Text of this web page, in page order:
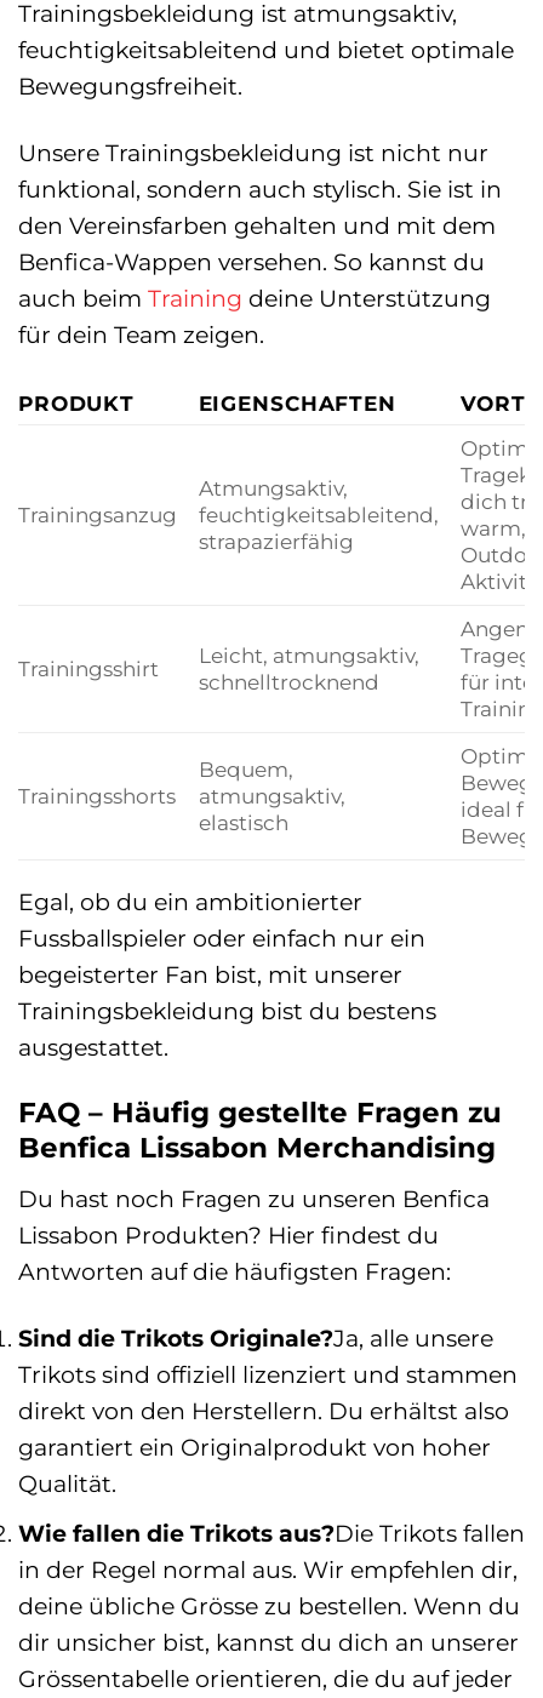
Trainingsbekleidung ist atmungsaktiv,
feuchtigkeitsableitend und bietet optimale
Bewegungsfreiheit.
Unsere Trainingsbekleidung ist nicht nur
funktional, sondern auch stylisch. Sie ist in
den Vereinsfarben gehalten und mit dem
Benfica-Wappen versehen. So kannst du
auch beim Training deine Unterstützung
für dein Team zeigen.
PRODUKT EIGENSCHAFTEN
Trainingsanzug
Atmungsaktiv,
feuchtigkeitsableitend,
strapazierfähig
dich
warm,
Trainingsshirt
Leicht, atmungsaktiv,
schnelltrocknend
für
Trainingsshorts
Bequem,
atmungsaktiv,
elastisch
ideal
Egal, ob du ein ambitionierter
Fussballspieler oder einfach nur ein
begeisterter Fan bist, mit unserer
Trainingsbekleidung bist du bestens
ausgestattet.
FAQ – Häufig gestellte Fragen zu
Benfica Lissabon Merchandising
Du hast noch Fragen zu unseren Benfica
Lissabon Produkten? Hier findest du
Antworten auf die häufigsten Fragen:
Sind die Trikots Originale?Ja, alle unsere
Trikots sind offiziell lizenziert und stammen
direkt von den Herstellern. Du erhältst also
garantiert ein Originalprodukt von hoher
Qualität.
Wie fallen die Trikots aus?Die Trikots fallen
in der Regel normal aus. Wir empfehlen dir,
deine übliche Grösse zu bestellen. Wenn du
dir unsicher bist, kannst du dich an unserer
Grössentabelle orientieren, die du auf jeder